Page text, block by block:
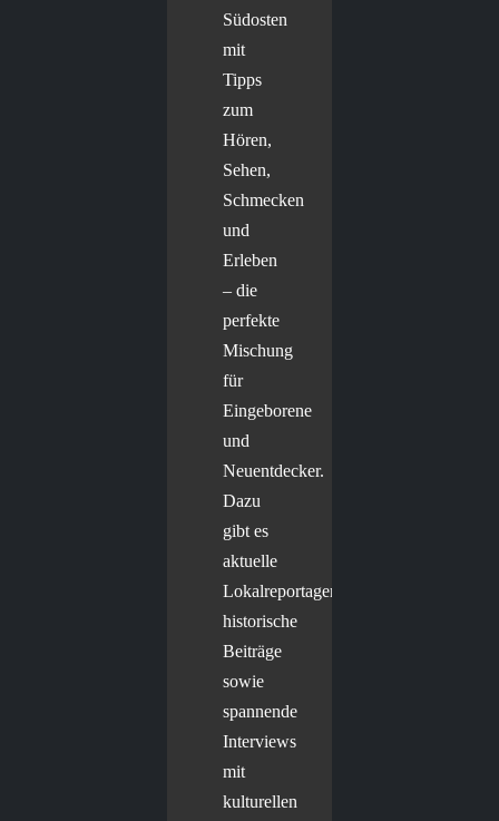
Südosten
mit
Tipps
zum
Hören,
Sehen,
Schmecken
und
Erleben
– die
perfekte
Mischung
für
Eingeborene
und
Neuentdecker.
Dazu
gibt es
aktuelle
Lokalreportagen,
historische
Beiträge
sowie
spannende
Interviews
mit
kulturellen